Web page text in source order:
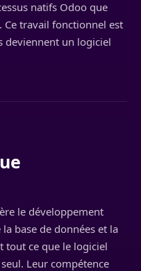
natifs Odoo que
travail fonctionnel est
deviennent un logiciel
le développement
base de données et la
tout ce que le logiciel
Leur compétence